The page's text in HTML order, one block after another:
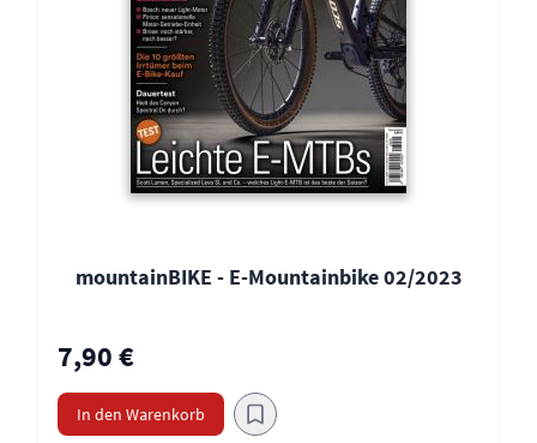
mountainBIKE - E-Mountainbike 02/2023
7,90 €
In den Warenkorb